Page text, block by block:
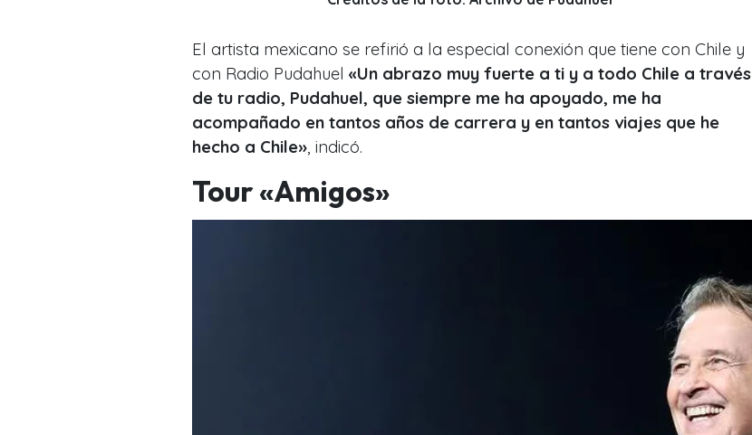
El artista mexicano se refirió a la especial conexión que tiene con Chile y
con Radio Pudahuel «Un abrazo muy fuerte a ti y a todo Chile a través
de tu radio, Pudahuel, que siempre me ha apoyado, me ha
acompañado en tantos años de carrera y en tantos viajes que he
hecho a Chile» , indicó.
Tour «Amigos»